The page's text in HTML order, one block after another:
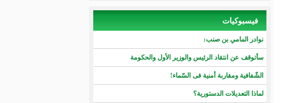
فيسبوكيات
نوادر المامي بن صنب:
سأتوقف عن انتقاد الرئيس والوزير الأول والحكومة
الشّفافية ومقاربة أمنية فى السّماء!
لماذا التعديلات الدستورية؟